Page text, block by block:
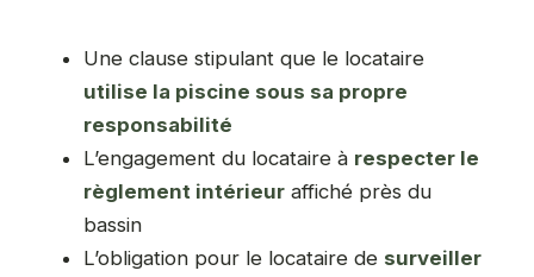
Une clause stipulant que le locataire
utilise la piscine sous sa propre
responsabilité
L’engagement du locataire à respecter le
règlement intérieuraffiché près du
bassin
L’obligation pour le locataire de surveiller